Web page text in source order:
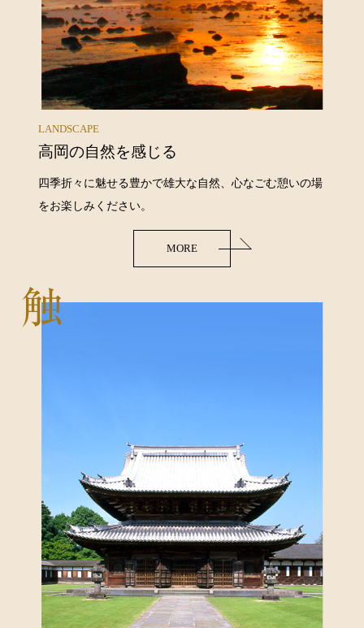
LANDSCAPE
高岡の自然を感じる
四季折々に魅せる豊かで雄大な自然、心なごむ憩いの場
をお楽しみください。
MORE